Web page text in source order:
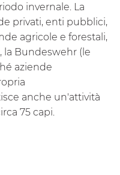
invernale. La
privati, enti pubblici,
agricole e forestali,
la Bundeswehr (le
aziende
anche un'attività
75 capi.